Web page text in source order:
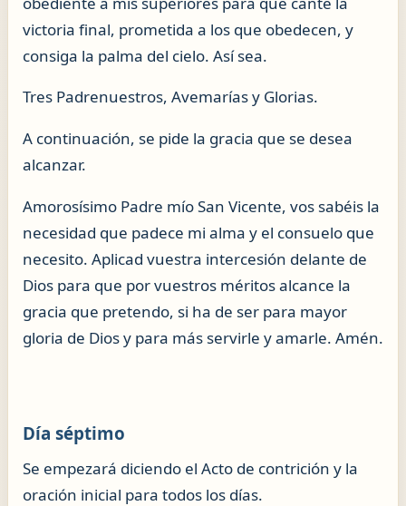
victoria final, prometida a los que obedecen, y
consiga la palma del cielo. Así sea.
Tres Padrenuestros, Avemarías y Glorias.
A continuación, se pide la gracia que se desea
alcanzar.
Amorosísimo Padre mío San Vicente, vos sabéis la
necesidad que padece mi alma y el consuelo que
necesito. Aplicad vuestra intercesión delante de
Dios para que por vuestros méritos alcance la
gracia que pretendo, si ha de ser para mayor
gloria de Dios y para más servirle y amarle. Amén.
Día séptimo
Se empezará diciendo el Acto de contrición y la
oración inicial para todos los días.